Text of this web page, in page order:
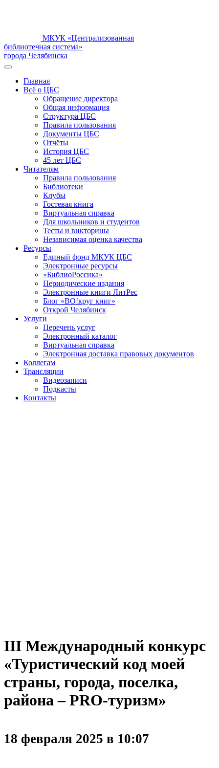
МКУК «Централизованная
библиотечная система»
города Челябинска
Главная
Всё о ЦБС
Обращение директора
Общая информация
Структура ЦБС
Правила пользования
Документы ЦБС
Отчёты
История ЦБС
45 лет ЦБС
Читателям
Правила пользования
Библиотеки
Клубы
Гостевая книга
Виртуальная справка
Для школьников и студентов
Тесты и викторины
Независимая оценка качества
Ресурсы
Единый фонд МКУК ЦБС
Электронные ресурсы
«БиблиоРоссика»
Периодические издания
Электронные книги ЛитРес
Блог «ВО!круг книг»
Открой Челябинск
Услуги
Перечень услуг
Электронный каталог
Виртуальная справка
Электронная доставка правовых документов
Коллегам
Трансляции
Видеозаписи
Подкасты
Контакты
III Международный конкурс
«Туристический код моей
страны, города, поселка,
района – PRO-туризм»
18 февраля 2025 в 10:07